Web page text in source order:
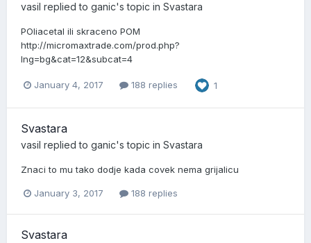
vasil replied to ganic's topic in Svastara
POliacetal ili skraceno POM
http://micromaxtrade.com/prod.php?
lng=bg&cat=12&subcat=4
January 4, 2017 188 replies 1
Svastara
vasil replied to ganic's topic in Svastara
Znaci to mu tako dodje kada covek nema grijalicu
January 3, 2017 188 replies
Svastara